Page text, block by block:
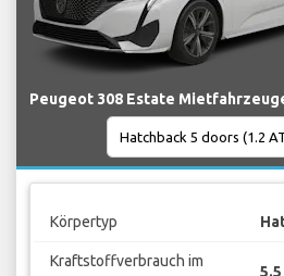
Peugeot 308 Estate
Körpertyp
Kraftstoffverbrauch im